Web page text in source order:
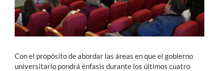
Alumni
Con el propósito de abordar las áreas en que el gobierno
universitario pondrá énfasis durante los últimos cuatro